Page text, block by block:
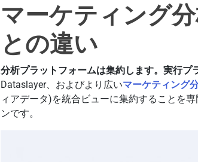
マーケティング
との違い
分析プラットフォームは集約します。実行プ
Dataslayer、およびより広いマーケティング
ィアデータ)を統合ビューに集約することを
ンです。